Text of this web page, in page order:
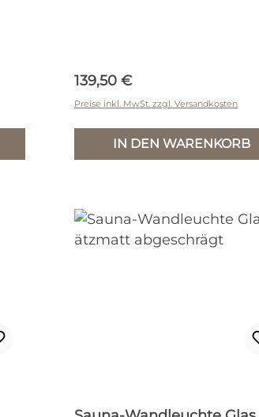
Regulärer Preis:
139,50 €
Preise inkl. MwSt. zzgl. Versandkosten
IN DEN WARENKORB